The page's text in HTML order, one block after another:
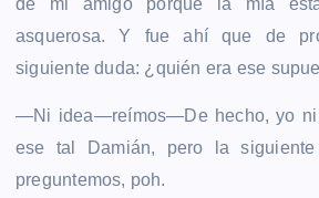
de mi amigo porque la mía
asquerosa. Y fue ahí que de
siguiente duda: ¿quién era ese
—Ni idea—reímos—De hecho, yo ni
ese tal Damián, pero la
preguntemos, poh.